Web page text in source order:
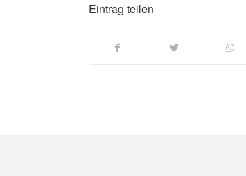
Eintrag teilen